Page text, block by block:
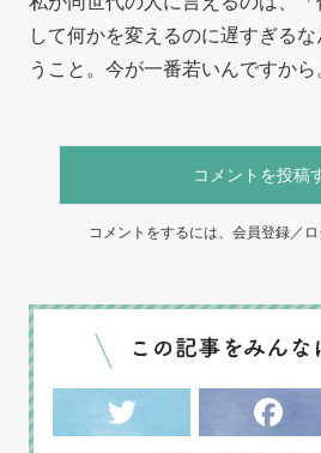
して何かを変えるのに遅すぎる
うこと。今が一番若いんですから
コメントを投稿
コメントをするには、会員登録／ロ